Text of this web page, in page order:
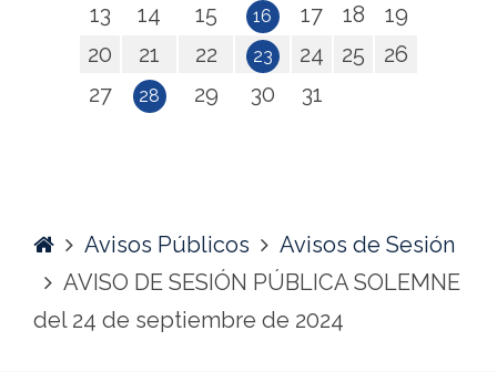
13
14 15 16 17 18
19
20
21 22 23 24 25
26
27
28 29 30 31
HomeAvisos Públicos
Avisos de Sesión
AVISO DE SESIÓN PÚBLICA SOLEMNE
del 24 de septiembre de 2024